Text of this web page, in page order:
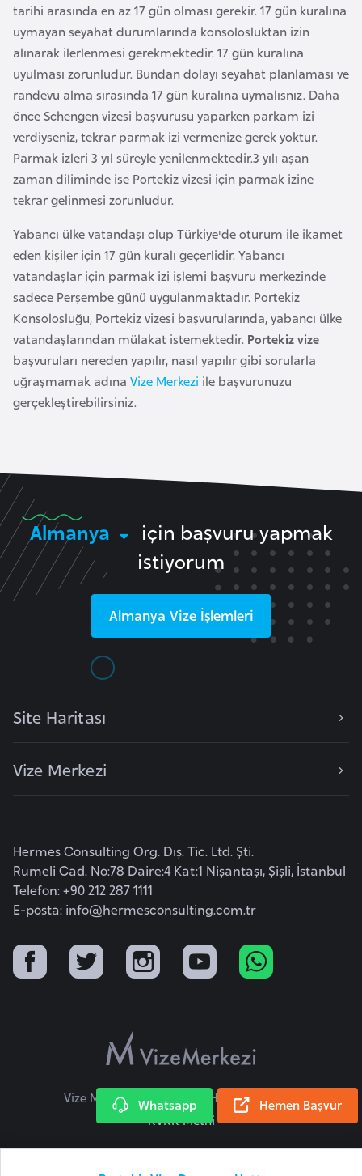
tarihi arasında en az 17 gün olması gerekir. 17 gün kuralına
uymayan seyahat durumlarında konsolosluktan izin
alınarak ilerlenmesi gerekmektedir. 17 gün kuralına
uyulması zorunludur. Bundan dolayı seyahat planlaması ve
randevu alma sırasında 17 gün kuralına uymalısnız. Daha
önce Schengen vizesi başvurusu yaparken parkam izi
verdiyseniz, tekrar parmak izi vermenize gerek yoktur.
Parmak izleri 3 yıl süreyle yenilenmektedir.3 yılı aşan
zaman diliminde ise Portekiz vizesi için parmak izine
tekrar gelinmesi zorunludur.
Yabancı ülke vatandaşı olup Türkiye'de oturum ile ikamet
eden kişiler için 17 gün kuralı geçerlidir. Yabancı
vatandaşlar için parmak izi işlemi başvuru merkezinde
sadece Perşembe günü uygulanmaktadır. Portekiz
Konsolosluğu, Portekiz vizesi başvurularında, yabancı ülke
vatandaşlarından mülakat istemektedir. Portekiz vize
başvuruları nereden yapılır, nasıl yapılır gibi sorularla
uğraşmamak adına Vize Merkezi ile başvurunuzu
gerçekleştirebilirsiniz.
Almanya
için başvuru yapmak
istiyorum
Almanya Vize İşlemleri
Site Haritası
Vize Merkezi
Hermes Consulting Org. Dış. Tic. Ltd. Şti.
Rumeli Cad. No:78 Daire:4 Kat:1 Nişantaşı, Şişli, İstanbul
Telefon: +90 212 287 1111
E-posta: info@hermesconsulting.com.tr
Vize Merkezi © 2026 Tüm Hakları Saklıdır.
KVKK Metni
B
a
h
r
e
y
n
n
g
l
a
d
e
ş
B
a
u
s
B
e
B
o
n
a
B
Hemen Başvur
Whatsapp